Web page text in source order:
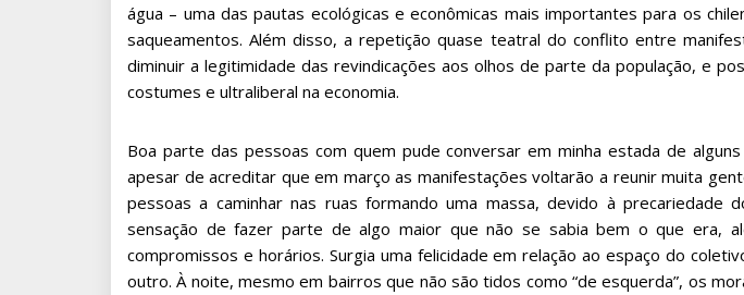
água – uma das pautas ecológicas e econômicas mais importantes para os
saqueamentos. Além disso, a repetição quase teatral do conflito entre
diminuir a legitimidade das revindicações aos olhos de parte da população, e
costumes e ultraliberal na economia.
Boa parte das pessoas com quem pude conversar em minha estada de
apesar de acreditar que em março as manifestações voltarão a reunir muita
pessoas a caminhar nas ruas formando uma massa, devido à precariedade
sensação de fazer parte de algo maior que não se sabia bem o que era,
compromissos e horários. Surgia uma felicidade em relação ao espaço do
outro. À noite, mesmo em bairros que não são tidos como “de esquerda”, os